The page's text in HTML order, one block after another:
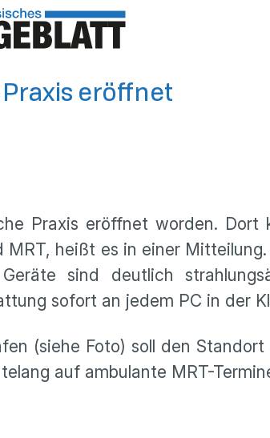
eröffnet
Praxis eröffnet worden. Dort
heißt es in einer
sind deutlich
sofort an jedem PC in der
(siehe Foto) soll den
auf ambulante MRT-